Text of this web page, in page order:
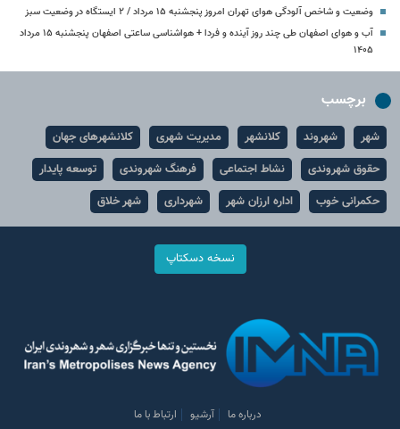
وضعیت و شاخص آلودگی هوای تهران امروز پنجشنبه ۱۵ مرداد / ۲ ایستگاه در وضعیت سبز
آب و هوای اصفهان طی چند روز آینده و فردا + هواشناسی ساعتی اصفهان پنجشنبه ۱۵ مرداد
۱۴۰۵
برچسب
شهر شهروند کلانشهر مدیریت شهری
کلانشهرهای جهان
حقوق شهروندی
نشاط اجتماعی فرهنگ شهروندی
توسعه پایدار
حکمرانی خوب
اداره ارزان شهر شهرداری شهر خلاق
نسخه دسکتاپ
درباره ما آرشیو ارتباط با ما